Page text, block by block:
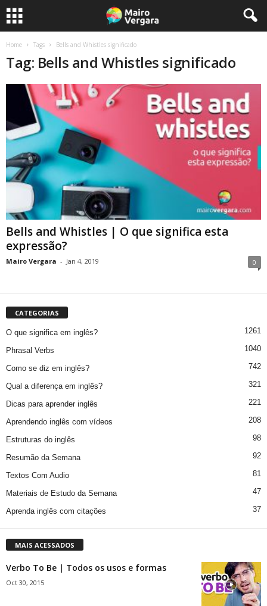
Home Tags Bells and Whistles significado
Tag: Bells and Whistles significado
Bells and Whistles | O que significa esta
expressão?
Mairo Vergara - Jan 4, 2019 0
CATEGORIAS
O que significa em inglês? 1261
Phrasal Verbs 1040
Como se diz em inglês? 742
Qual a diferença em inglês? 321
Dicas para aprender inglês 221
Aprendendo inglês com vídeos 208
Estruturas do inglês 98
Resumão da Semana 92
Textos Com Audio 81
Materiais de Estudo da Semana 47
Aprenda inglês com citações 37
MAIS ACESSADOS
Verbo To Be | Todos os usos e formas
Oct 30, 2015